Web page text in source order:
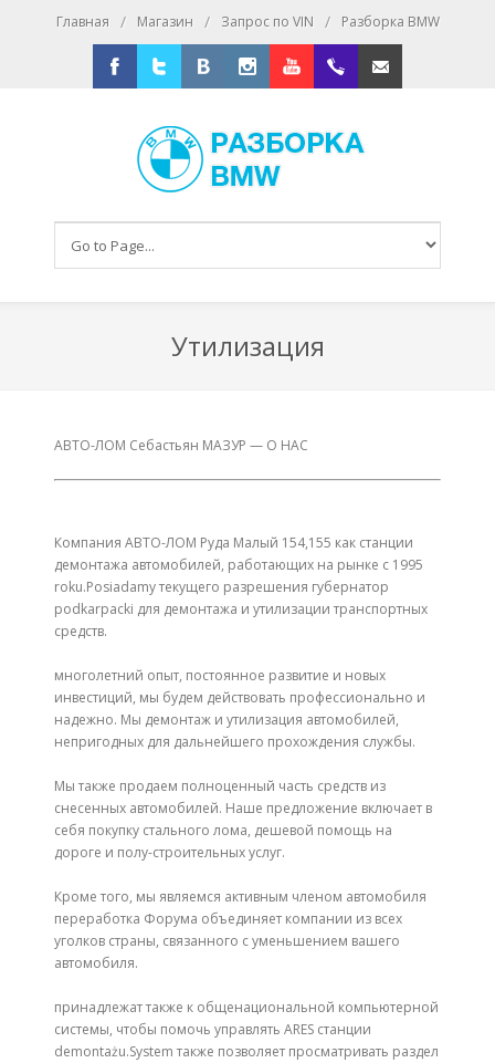
Главная / Магазин / Запрос по VIN / Разборка BMW
Утилизация
АВТО-ЛОМ Себастьян МАЗУР — О НАС
Компания АВТО-ЛОМ Руда Малый 154,155 как станции
демонтажа автомобилей, работающих на рынке с 1995
roku.Posiadamy текущего разрешения губернатор
podkarpacki для демонтажа и утилизации транспортных
средств.
многолетний опыт, постоянное развитие и новых
инвестиций, мы будем действовать профессионально и
надежно. Мы демонтаж и утилизация автомобилей,
непригодных для дальнейшего прохождения службы.
Мы также продаем полноценный часть средств из
снесенных автомобилей. Наше предложение включает в
себя покупку стального лома, дешевой помощь на
дороге и полу-строительных услуг.
Кроме того, мы являемся активным членом автомобиля
переработка Форума объединяет компании из всех
уголков страны, связанного с уменьшением вашего
автомобиля.
принадлежат также к общенациональной компьютерной
системы, чтобы помочь управлять ARES станции
demontażu.System также позволяет просматривать раздел